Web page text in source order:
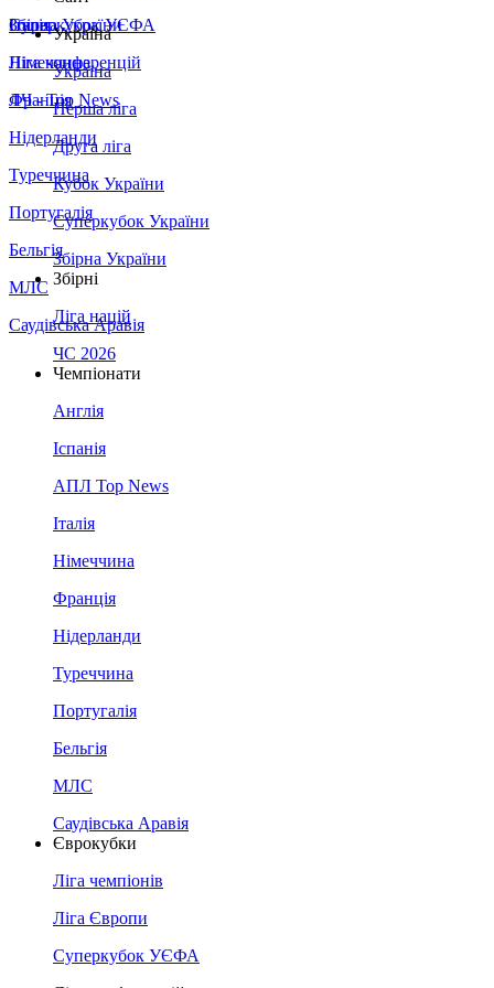
Збірна України
Італія
Німеччина
Франція
Нідерланди
Туреччина
Португалія
Бельгія
МЛС
Саудівська Аравія
Суперкубок УЄФА
Ліга конференцій
ЛЧ - Top News
Україна
Україна
Перша ліга
Друга ліга
Кубок України
Суперкубок України
Збірна України
Збірні
Ліга націй
ЧС 2026
Чемпіонати
Англія
Іспанія
АПЛ Top News
Італія
Німеччина
Франція
Нідерланди
Туреччина
Португалія
Бельгія
МЛС
Саудівська Аравія
Єврокубки
Ліга чемпіонів
Ліга Європи
Суперкубок УЄФА